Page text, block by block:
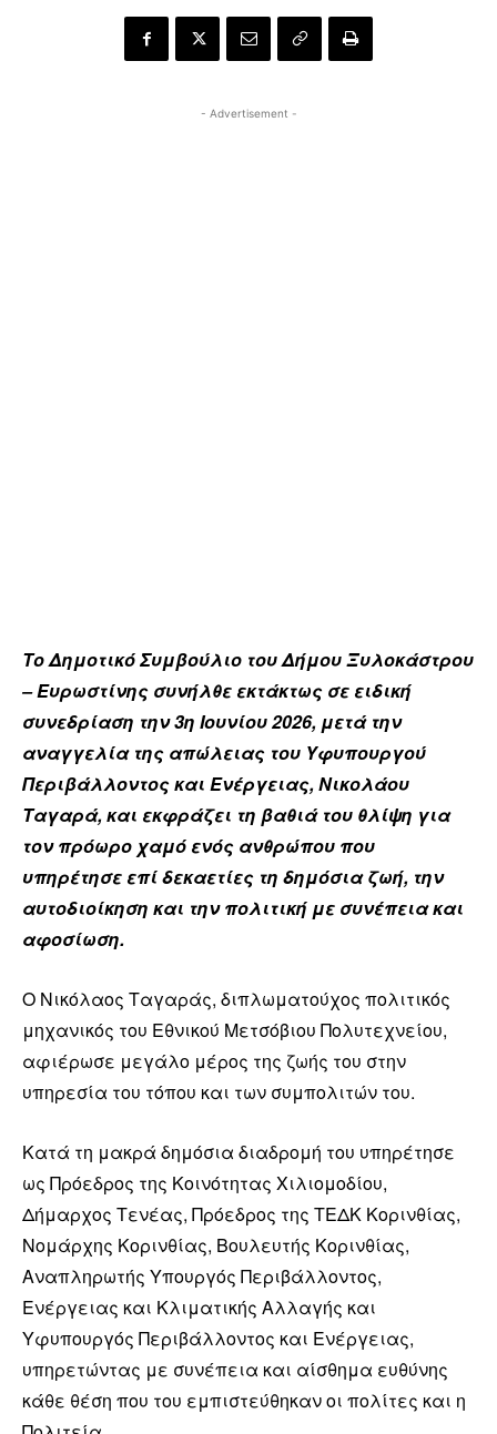
- Advertisement -
Το Δημοτικό Συμβούλιο του Δήμου Ξυλοκάστρου
– Ευρωστίνης συνήλθε εκτάκτως σε ειδική
συνεδρίαση την 3η Ιουνίου 2026, μετά την
αναγγελία της απώλειας του Υφυπουργού
Περιβάλλοντος και Ενέργειας, Νικολάου
Ταγαρά, και εκφράζει τη βαθιά του θλίψη για
τον πρόωρο χαμό ενός ανθρώπου που
υπηρέτησε επί δεκαετίες τη δημόσια ζωή, την
αυτοδιοίκηση και την πολιτική με συνέπεια και
αφοσίωση.
Ο Νικόλαος Ταγαράς, διπλωματούχος πολιτικός
μηχανικός του Εθνικού Μετσόβιου Πολυτεχνείου,
αφιέρωσε μεγάλο μέρος της ζωής του στην
υπηρεσία του τόπου και των συμπολιτών του.
Κατά τη μακρά δημόσια διαδρομή του υπηρέτησε
ως Πρόεδρος της Κοινότητας Χιλιομοδίου,
Δήμαρχος Τενέας, Πρόεδρος της ΤΕΔΚ Κορινθίας,
Νομάρχης Κορινθίας, Βουλευτής Κορινθίας,
Αναπληρωτής Υπουργός Περιβάλλοντος,
Ενέργειας και Κλιματικής Αλλαγής και
Υφυπουργός Περιβάλλοντος και Ενέργειας,
υπηρετώντας με συνέπεια και αίσθημα ευθύνης
κάθε θέση που του εμπιστεύθηκαν οι πολίτες και η